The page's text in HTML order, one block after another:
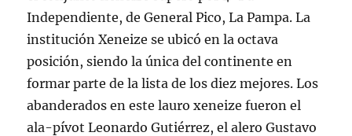
Independiente, de General Pico, La Pampa. La
institución Xeneize se ubicó en la octava
posición, siendo la única del continente en
formar parte de la lista de los diez mejores. Los
abanderados en este lauro xeneize fueron el
ala-pívot Leonardo Gutiérrez, el alero Gustavo